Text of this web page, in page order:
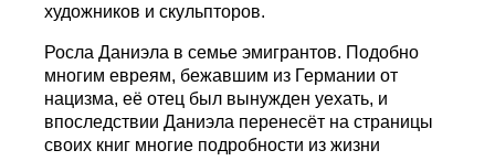
художников и скульпторов.
Росла Даниэла в семье эмигрантов. Подобно
многим евреям, бежавшим из Германии от
нацизма, её отец был вынужден уехать, и
впоследствии Даниэла перенесёт на страницы
своих книг многие подробности из жизни